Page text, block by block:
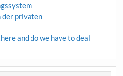
der privaten
and do we have to deal